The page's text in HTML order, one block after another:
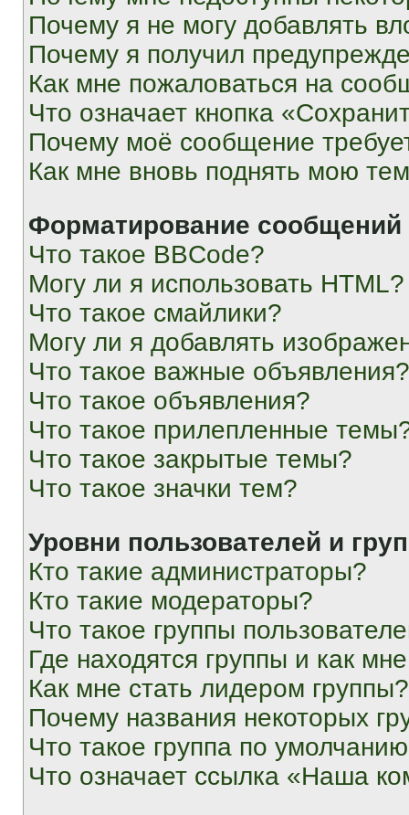
Почему я не могу добавлять
Почему я получил
Как мне пожаловаться на
Что означает кнопка
Почему моё сообщение
Как мне вновь поднять мою
Форматирование
Что такое BBCode?
Могу ли я использовать HTML?
Что такое смайлики?
Могу ли я добавлять
Что такое важные объявления?
Что такое объявления?
Что такое прилепленные
Что такое закрытые темы?
Что такое значки тем?
Уровни пользователей и
Кто такие администраторы?
Кто такие модераторы?
Что такое группы
Где находятся группы и как
Как мне стать лидером группы?
Почему названия некоторых
Что такое группа по
Что означает ссылка «Наша